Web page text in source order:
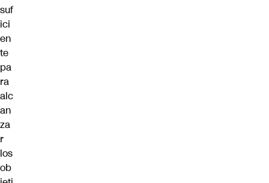
suf
ici
en
te
pa
ra
alc
an
za
r
los
ob